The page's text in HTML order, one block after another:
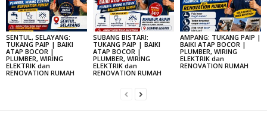
SENTUL, SELAYANG:
TUKANG PAIP | BAIKI
ATAP BOCOR |
PLUMBER, WIRING
ELEKTRIK dan
RENOVATION RUMAH
SUBANG BISTARI:
TUKANG PAIP | BAIKI
ATAP BOCOR |
PLUMBER, WIRING
ELEKTRIK dan
RENOVATION RUMAH
AMPANG: TUKANG PAIP |
BAIKI ATAP BOCOR |
PLUMBER, WIRING
ELEKTRIK dan
RENOVATION RUMAH